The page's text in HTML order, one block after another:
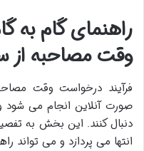
راهنمای گام به
وقت مصاحبه از
فرآیند درخواست وقت
صورت آنلاین انجام می شود
دنبال کنند. این بخش به
انتها می پردازد و می تواند